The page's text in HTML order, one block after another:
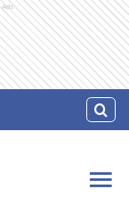
Ads